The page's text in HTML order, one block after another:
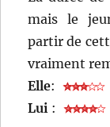
mais le
partir de
vraiment
Elle:
Lui :